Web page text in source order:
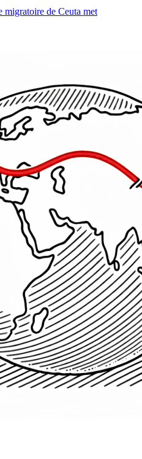
migratoire de Ceuta met